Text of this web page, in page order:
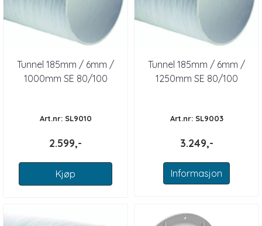
Tunnel 185mm / 6mm /
1000mm SE 80/100
Art.nr: SL9010
2.599,-
Kjøp
Tunnel 185mm / 6mm /
1250mm SE 80/100
Art.nr: SL9003
3.249,-
Informasjon